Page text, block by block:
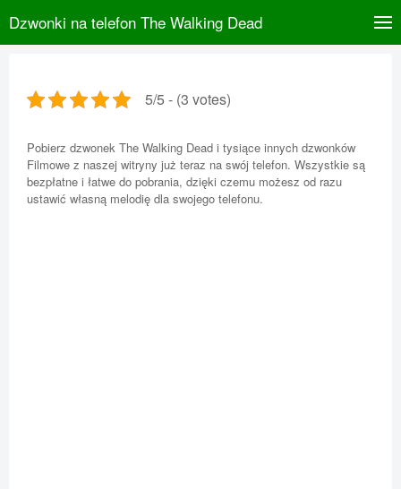
Dzwonki na telefon The Walking Dead
5/5 - (3 votes)
Pobierz dzwonek The Walking Dead i tysiące innych dzwonków
Filmowe z naszej witryny już teraz na swój telefon. Wszystkie są
bezpłatne i łatwe do pobrania, dzięki czemu możesz od razu
ustawić własną melodię dla swojego telefonu.